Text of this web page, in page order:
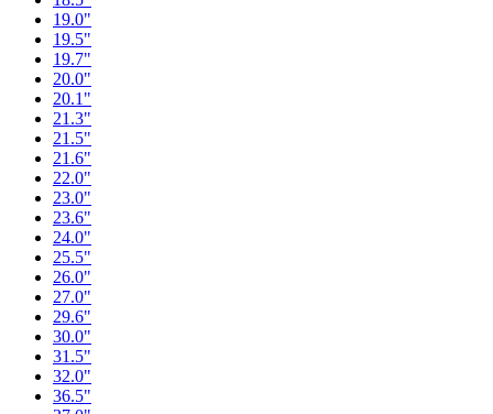
19.0"
19.5"
19.7"
20.0"
20.1"
21.3"
21.5"
21.6"
22.0"
23.0"
23.6"
24.0"
25.5"
26.0"
27.0"
29.6"
30.0"
31.5"
32.0"
36.5"